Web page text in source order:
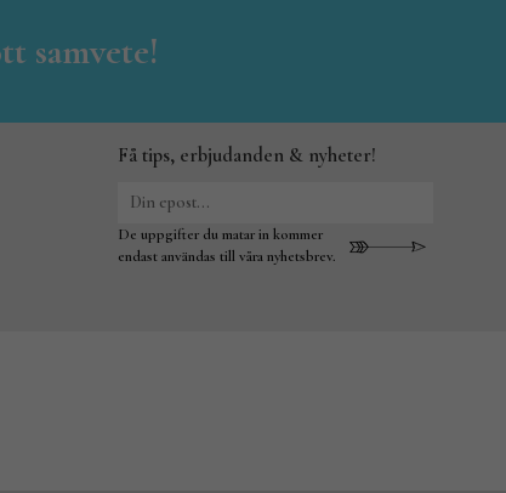
samvete!
Få tips, erbjudanden & nyheter!
De uppgifter du matar in kommer
endast användas till våra nyhetsbrev.